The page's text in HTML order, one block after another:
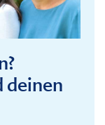
deinen